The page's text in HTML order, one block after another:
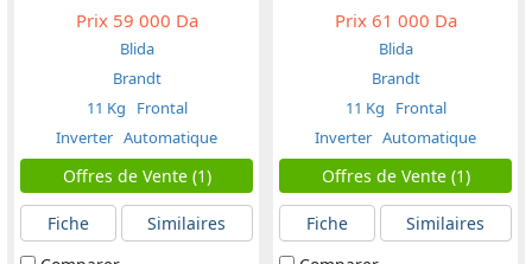
Prix59 000 Da
Blida
Brandt
11 Kg
Frontal
Inverter Automatique
Offres de Vente (1)
Fiche
Similaires
Prix61 000 Da
Blida
Brandt
11 Kg
Frontal
Inverter Automatique
Offres de Vente (1)
Fiche
Similaires